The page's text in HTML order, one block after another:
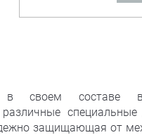
своем составе
защищающая от